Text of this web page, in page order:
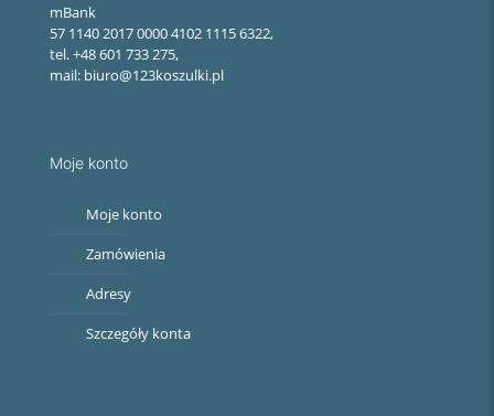
mBank
57 1140 2017 0000 4102 1115 6322,
tel. +48 601 733 275,
mail: biuro@123koszulki.pl
Moje konto
Moje konto
Zamówienia
Adresy
Szczegóły konta